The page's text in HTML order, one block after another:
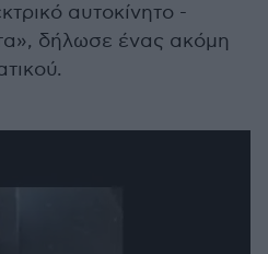
αυτοκίνητο -
δήλωσε ένας ακόμη